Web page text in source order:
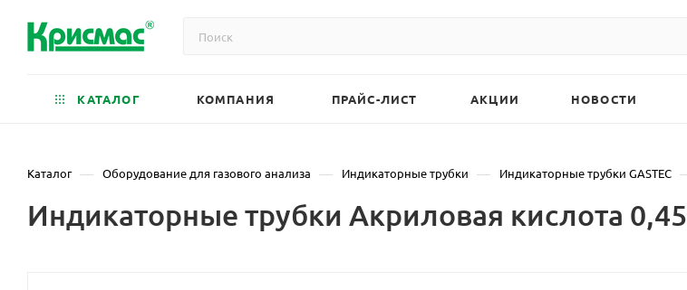
КАТАЛОГ КОМПАНИЯ ПРАЙС-ЛИСТ АКЦИИ НОВОСТИ
Каталог — Оборудование для газового анализа — Индикаторные трубки — Индикаторные трубки GASTEC
Индикаторные трубки Акриловая кислота